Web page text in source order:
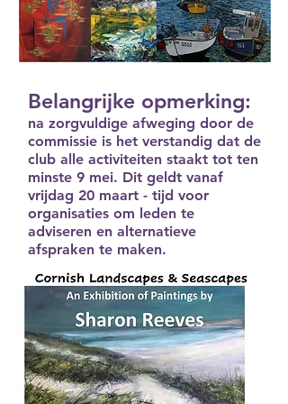
Belangrijke opmerking:
na zorgvuldige afweging door de
commissie is het verstandig dat de
club alle activiteiten staakt tot ten
minste 9 mei. Dit geldt vanaf
vrijdag 20 maart - tijd voor
organisaties om leden te
adviseren en alternatieve
afspraken te maken.